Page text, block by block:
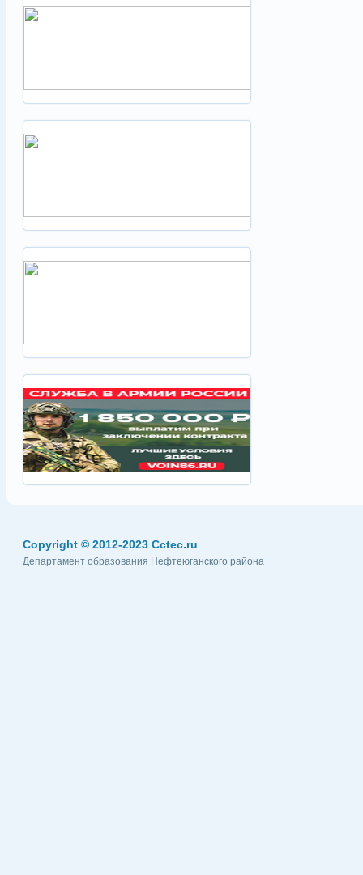
Copyright © 2012-2023 Cctec.ru
Департамент образования Нефтеюганского района